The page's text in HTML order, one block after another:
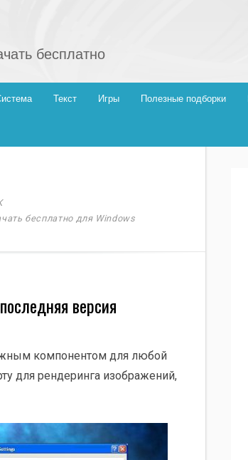
бесплатно
Текст Игры Полезные подборки
бесплатно для Windows
версия
компонентом для любой
для рендеринга изображений,